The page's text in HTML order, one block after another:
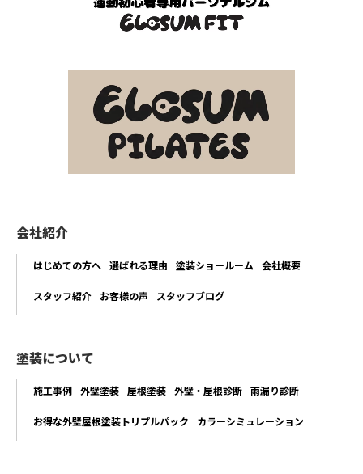
会社紹介
はじめての方へ 選ばれる理由 塗装ショールーム 会社概要
スタッフ紹介 お客様の声 スタッフブログ
塗装について
施工事例 外壁塗装 屋根塗装 外壁・屋根診断 雨漏り診断
お得な外壁屋根塗装トリプルパック カラーシミュレーション